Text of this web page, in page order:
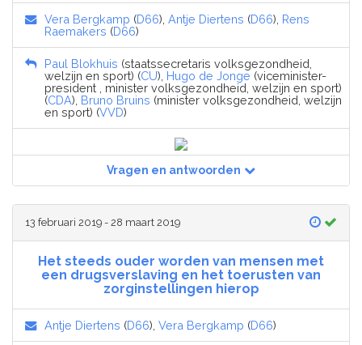
Vera Bergkamp (D66), Antje Diertens (D66), Rens
Raemakers (D66)
Paul Blokhuis (staatssecretaris volksgezondheid,
welzijn en sport) (CU), Hugo de Jonge (viceminister-
president , minister volksgezondheid, welzijn en sport)
(CDA), Bruno Bruins (minister volksgezondheid, welzijn
en sport) (VVD)
Vragen en antwoorden
13 februari 2019 - 28 maart 2019
Het steeds ouder worden van mensen met
een drugsverslaving en het toerusten van
zorginstellingen hierop
Antje Diertens (D66), Vera Bergkamp (D66)